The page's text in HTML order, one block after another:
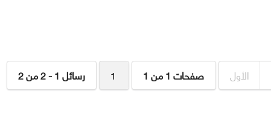
رسائل 1 - 2 من 2 1 صفحات 1 من 1 الأول